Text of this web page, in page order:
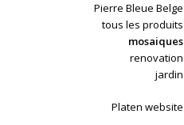
Pierre Bleue Belge
tous les produits
mosaiques
renovation
jardin
Platen website